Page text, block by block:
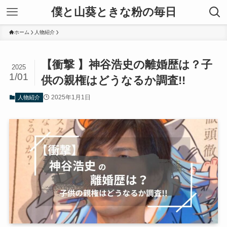
僕と山葵ときな粉の毎日
ホーム 人物紹介
【衝撃 】神谷浩史の離婚歴は？子
供の親権はどうなるか調査!!
2025
1/01
人物紹介 2025年1月1日